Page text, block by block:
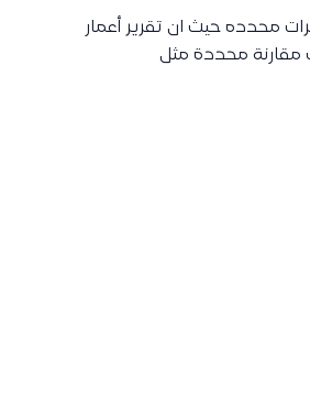
محدده حيث ان تقرير أعمار
مقارنة محددة مثل